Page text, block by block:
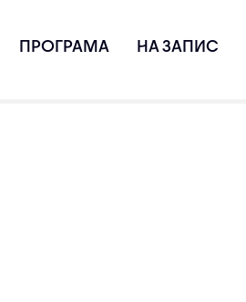
ПРОГРАМА НА ЗАПИС